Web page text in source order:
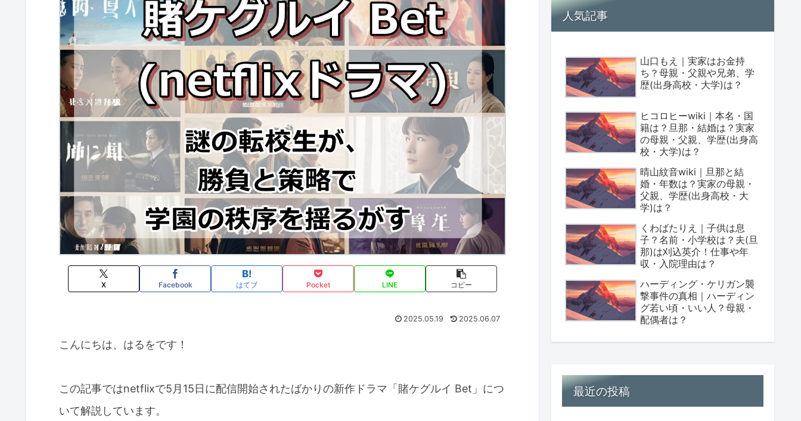
X Facebook はてブ Pocket LINE コピー
2025.05.19 2025.06.07
こんにちは、はるをです！
この記事ではnetflixで5月15日に配信開始されたばかりの新作ドラマ「賭ケグルイ Bet」につ
いて解説しています。
人気記事
山口もえ｜実家はお金持
ち？母親・父親や兄弟、学
歴(出身高校・大学)は？
ヒコロヒーwiki｜本名・国
籍は？旦那・結婚は？実家
の母親・父親、学歴(出身高
校・大学)は？
晴山紋音wiki｜旦那と結
婚・年数は？実家の母親・
父親、学歴(出身高校・大
学)は？
くわばたりえ｜子供は息
子？名前・小学校は？夫(旦
那)は刈込英介！仕事や年
収・入院理由は？
ハーディング・ケリガン襲
撃事件の真相｜ハーディン
グ若い頃・いい人？母親・
配偶者は？
最近の投稿